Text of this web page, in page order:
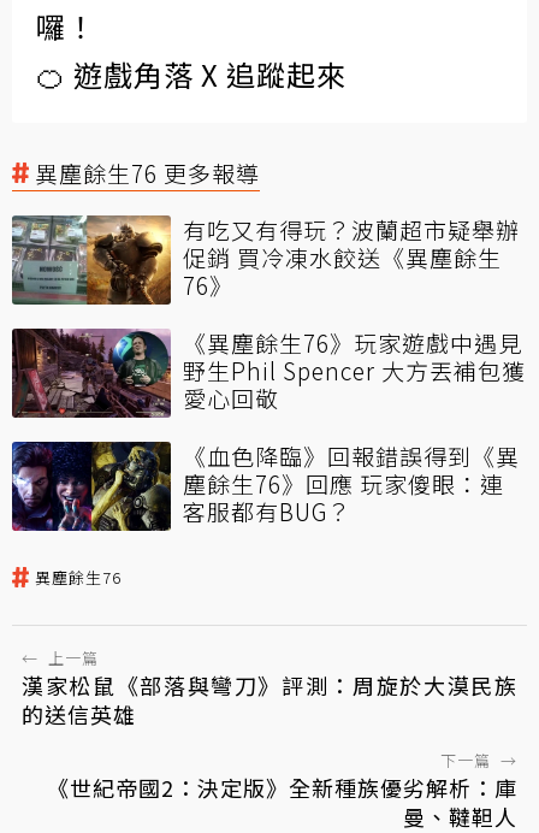
囉！
🍊 遊戲角落 X 追蹤起來
異塵餘生76 更多報導
有吃又有得玩？波蘭超市疑舉辦
促銷 買冷凍水餃送《異塵餘生
76》
《異塵餘生76》玩家遊戲中遇見
野生Phil Spencer 大方丟補包獲
愛心回敬
《血色降臨》回報錯誤得到《異
塵餘生76》回應 玩家傻眼：連
客服都有BUG？
異塵餘生76
← 上一篇
漢家松鼠《部落與彎刀》評測：周旋於大漠民族
的送信英雄
下一篇 →
《世紀帝國2：決定版》全新種族優劣解析：庫
曼、韃靼人